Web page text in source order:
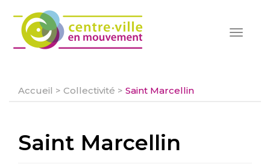
Toggle
Accueil > Collectivité > Saint Marcellin
Saint Marcellin